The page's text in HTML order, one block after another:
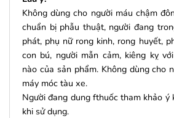
Không dùng cho người máu chậm
chuẩn bị phẫu thuật, người đang
phát, phụ nữ rong kinh, rong huyết,
con bú, người mẫn cảm, kiêng kỵ
nào của sản phẩm. Không dùng cho
máy móc tàu xe.
Người đang dung fthuốc tham khảo ý
khi sử dụng.